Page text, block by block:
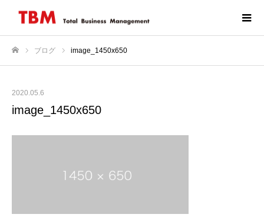
ブログ image_1450x650
2020.05.6
image_1450x650